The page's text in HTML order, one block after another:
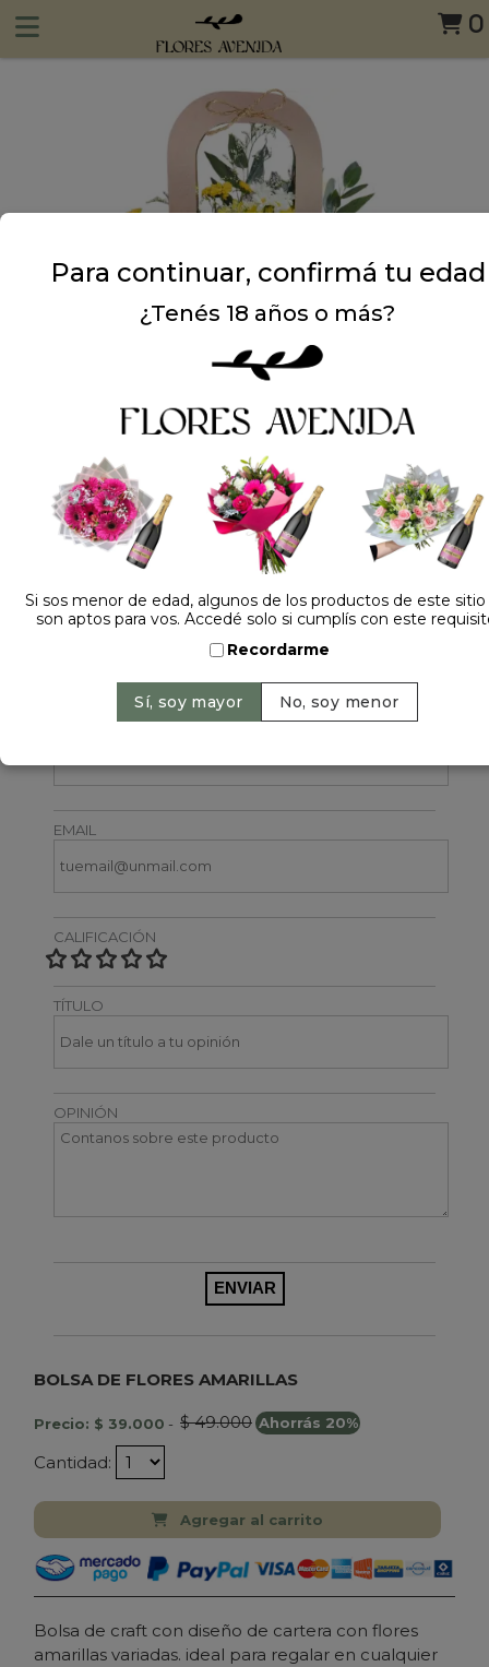
0
1 opinión +
Dejá tu opinión
NOMBRE
EMAIL
CALIFICACIÓN
TÍTULO
OPINIÓN
BOLSA DE FLORES AMARILLAS
Precio: $ 39.000 - $ 49.000 Ahorrás 20%
Cantidad:
Agregar al carrito
Bolsa de craft con diseño de cartera con flores
amarillas variadas. ideal para regalar en cualquier
Para continuar, confirmá tu edad
¿Tenés 18 años o más?
Si sos menor de edad, algunos de los productos de este
son aptos para vos. Accedé solo si cumplís con este
Recordarme